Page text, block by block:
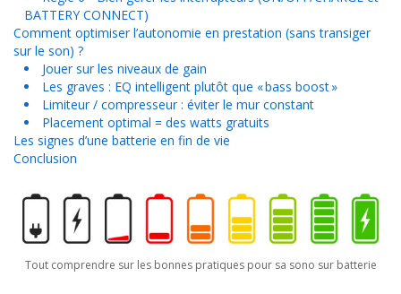
BATTERY CONNECT)
Comment optimiser l’autonomie en prestation (sans transiger
sur le son) ?
Jouer sur les niveaux de gain
Les graves : EQ intelligent plutôt que « bass boost »
Limiteur / compresseur : éviter le mur constant
Placement optimal = des watts gratuits
Les signes d’une batterie en fin de vie
Conclusion
Tout comprendre sur les bonnes pratiques pour sa sono sur batterie